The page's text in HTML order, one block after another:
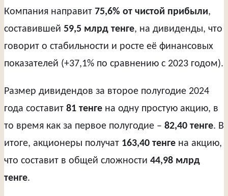
Компания направит 75,6% от чистой прибыли,
составившей 59,5 млрд тенге, на дивиденды, что
говорит о стабильности и росте её финансовых
показателей (+37,1% по сравнению с 2023 годом).
Размер дивидендов за второе полугодие 2024
года составит 81 тенге на одну простую акцию, в
то время как за первое полугодие – 82,40 тенге. В
итоге, акционеры получат 163,40 тенге на акцию,
что составит в общей сложности 44,98 млрд
тенге.